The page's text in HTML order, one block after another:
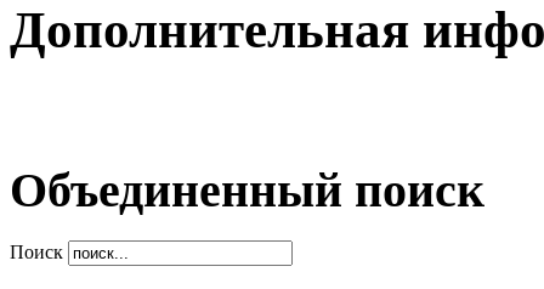
Дополнительная
Объединенный поиск
Поиск